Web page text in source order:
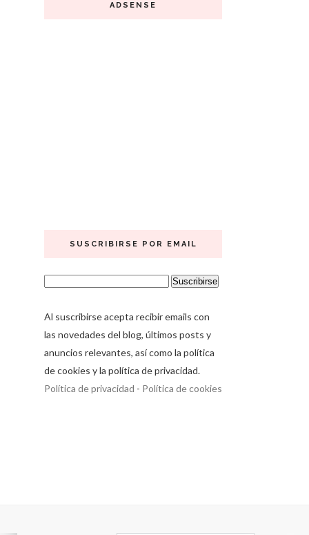
ADSENSE
SUSCRIBIRSE POR EMAIL
Al suscribirse acepta recibir emails con
las novedades del blog, últimos posts y
anuncios relevantes, así como la política
de cookies y la política de privacidad.
Política de privacidad - Política de cookies